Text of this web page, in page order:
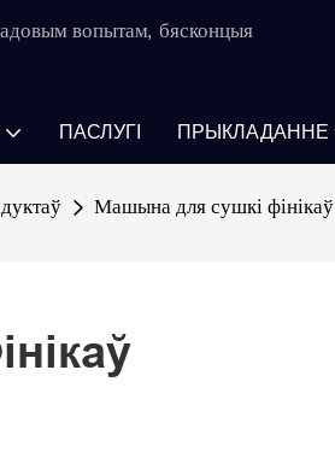
вопытам, бясконцыя
ПАСЛУГІ ПРЫКЛАДАННЕ
Машына для сушкі фінікаў